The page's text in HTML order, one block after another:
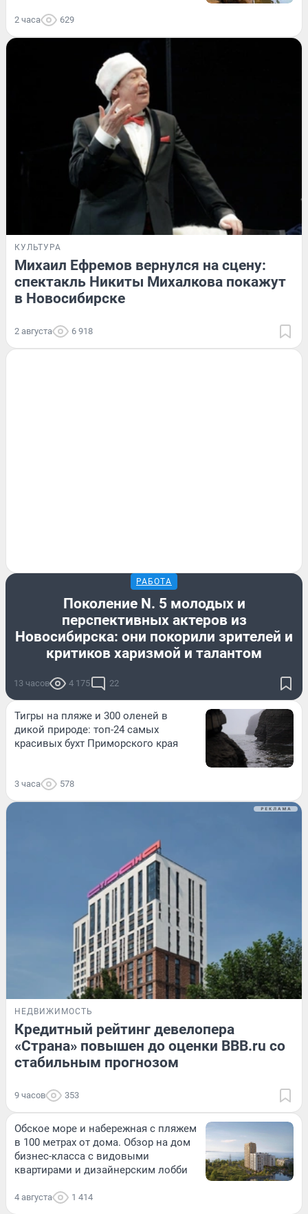
2 часа 629
КУЛЬТУРА
Михаил Ефремов вернулся на сцену:
спектакль Никиты Михалкова покажут
в Новосибирске
2 августа 6 918
РАБОТА
Поколение N. 5 молодых и
перспективных актеров из
Новосибирска: они покорили зрителей и
критиков харизмой и талантом
13 часов 4 175 22
Тигры на пляже и 300 оленей в
дикой природе: топ-24 самых
красивых бухт Приморского края
3 часа 578
НЕДВИЖИМОСТЬ
Кредитный рейтинг девелопера
«Страна» повышен до оценки BBB.ru со
стабильным прогнозом
9 часов 353
Обское море и набережная с пляжем
в 100 метрах от дома. Обзор на дом
бизнес-класса с видовыми
квартирами и дизайнерским лобби
4 августа 1 414